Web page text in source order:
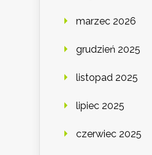
marzec 2026
grudzień 2025
listopad 2025
lipiec 2025
czerwiec 2025